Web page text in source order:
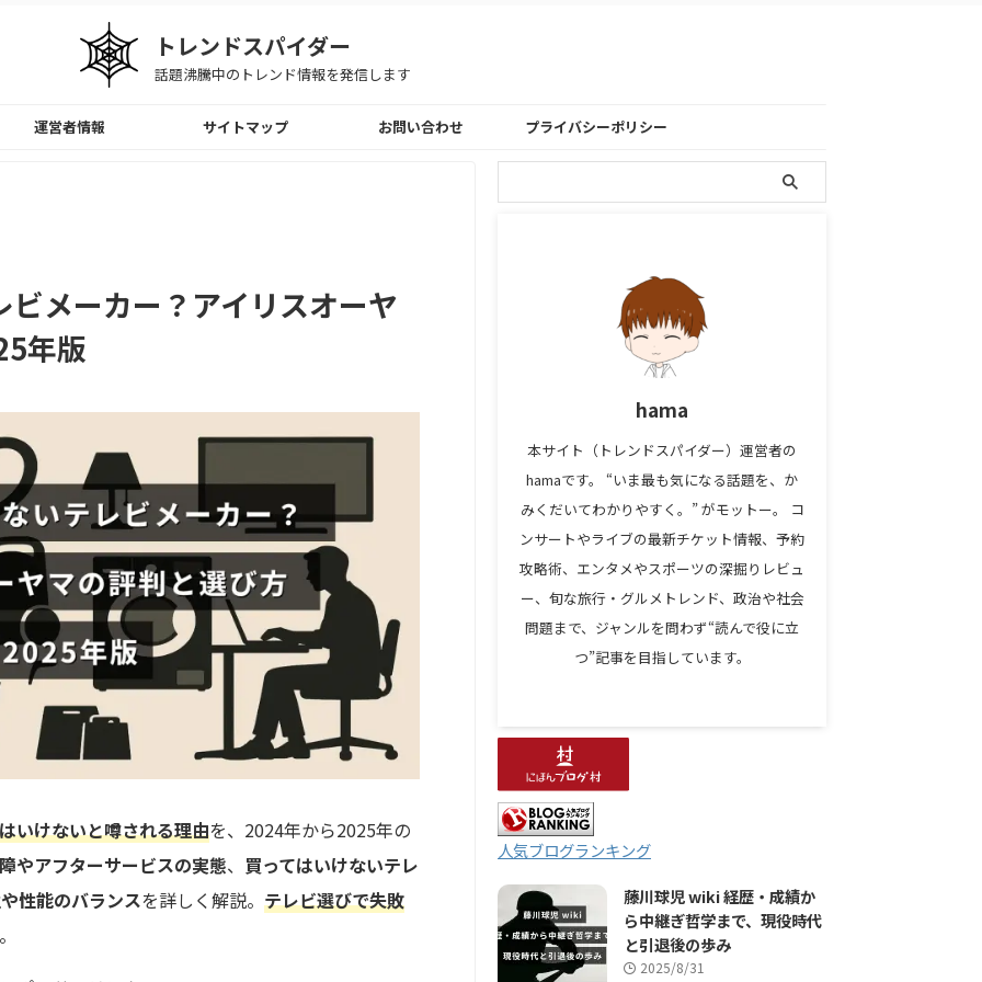
トレンドスパイダー
話題沸騰中のトレンド情報を発信します
運営者情報 サイトマップ お問い合わせ プライバシーポリシー
メーカー？アイリスオーヤ
年版
いけないと噂される理由を、2024年から2025年の
やアフターサービスの実態、 買ってはいけないテレ
性能のバランスを詳しく解説。 テレビ選びで失敗
hama
本サイト（トレンドスパイダー）運営者の
hamaです。 “いま最も気になる話題を、か
みくだいてわかりやすく。” がモットー。 コ
ンサートやライブの最新チケット情報、予約
攻略術、エンタメやスポーツの深掘りレビュ
ー、旬な旅行・グルメトレンド、政治や社会
問題まで、ジャンルを問わず“読んで役に立
つ”記事を目指しています。
人気ブログランキング
藤川球児 wiki 経歴・成績か
ら中継ぎ哲学まで、現役時代
と引退後の歩み
2025/8/31